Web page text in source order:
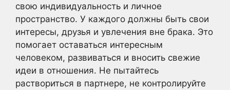
свою индивидуальность и личное
пространство. У каждого должны быть свои
интересы, друзья и увлечения вне брака. Это
помогает оставаться интересным
человеком, развиваться и вносить свежие
идеи в отношения. Не пытайтесь
раствориться в партнере, не контролируйте